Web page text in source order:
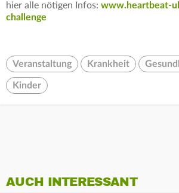
hier alle nötigen Infos: www.heartbeat-
challenge
Veranstaltung Krankheit
Kinder
AUCH INTERESSANT